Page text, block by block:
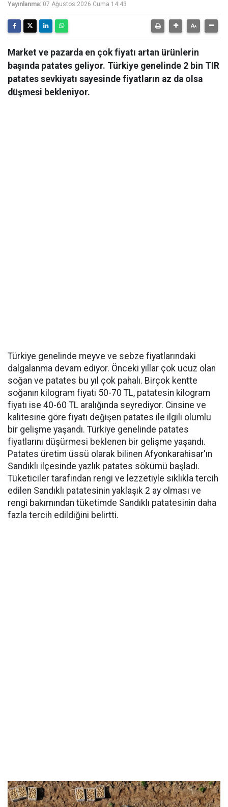
Yayınlanma: 07 Ağustos 2026 Cuma 14:43
Market ve pazarda en çok fiyatı artan ürünlerin
başında patates geliyor. Türkiye genelinde 2 bin TIR
patates sevkiyatı sayesinde fiyatların az da olsa
düşmesi bekleniyor.
Türkiye genelinde meyve ve sebze fiyatlarındaki
dalgalanma devam ediyor. Önceki yıllar çok ucuz olan
soğan ve patates bu yıl çok pahalı. Birçok kentte
soğanın kilogram fiyatı 50-70 TL, patatesin kilogram
fiyatı ise 40-60 TL aralığında seyrediyor. Cinsine ve
kalitesine göre fiyatı değişen patates ile ilgili olumlu
bir gelişme yaşandı. Türkiye genelinde patates
fiyatlarını düşürmesi beklenen bir gelişme yaşandı.
Patates üretim üssü olarak bilinen Afyonkarahisar'ın
Sandıklı ilçesinde yazlık patates sökümü başladı.
Tüketiciler tarafından rengi ve lezzetiyle sıklıkla tercih
edilen Sandıklı patatesinin yaklaşık 2 ay olması ve
rengi bakımından tüketimde Sandıklı patatesinin daha
fazla tercih edildiğini belirtti.